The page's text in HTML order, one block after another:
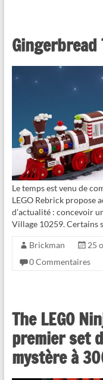
Gingerbread
Le temps est venu de
LEGO Rebrick propose
d’actualité : concevoir
Village 10259. Certains
Brickman 25
0 Commentaires
The LEGO
premier set
mystère à